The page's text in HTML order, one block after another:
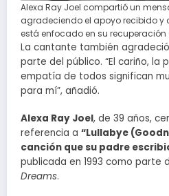
Alexa Ray Joel compartió un
agradeciendo el apoyo recibido y
está enfocado en su
La cantante también
parte del público. “El cariño, la
empatía de todos significan
para mí”, añadió.
Alexa Ray Joel, de 39 años,
referencia a “Lullabye
canción que su padre
publicada en 1993 como parte
Dreams.